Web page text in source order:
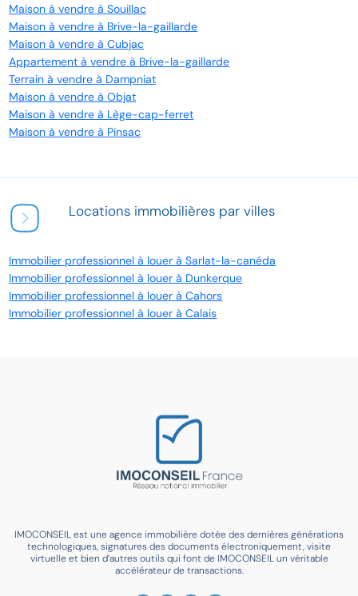
Maison à vendre à Souillac
Maison à vendre à Brive-la-gaillarde
Maison à vendre à Cubjac
Appartement à vendre à Brive-la-gaillarde
Terrain à vendre à Dampniat
Maison à vendre à Objat
Maison à vendre à Lège-cap-ferret
Maison à vendre à Pinsac
Locations immobilières par villes
Immobilier professionnel à louer à Sarlat-la-canéda
Immobilier professionnel à louer à Dunkerque
Immobilier professionnel à louer à Cahors
Immobilier professionnel à louer à Calais
IMOCONSEIL est une agence immobilière dotée des dernières générations
technologiques, signatures des documents électroniquement, visite
virtuelle et bien d’autres outils qui font de IMOCONSEIL un véritable
accélérateur de transactions.